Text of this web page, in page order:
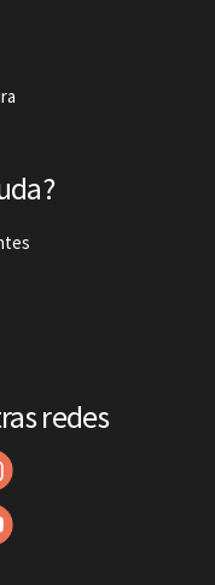
redes